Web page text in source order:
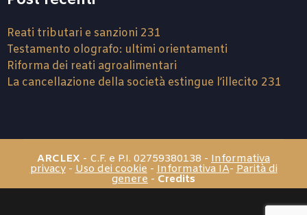
Reati tributari e sanzioni 231
Testamento olografo: ultimi orientamenti
Riforma dei reati agroalimentari
La cancellazione della società estingue l’illecito 231
ARCLEX - C.F. e P.I. 02759380138 - Informativa
privacy-Uso dei cookie-Informativa IA-Parità di
genere - Credits